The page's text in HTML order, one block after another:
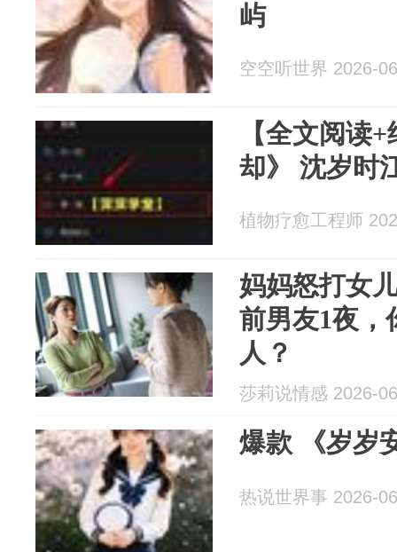
屿
空空听世界 2026-
【全文阅读
却》 沈岁时
植物疗愈工程师
妈妈怒打女
前男友1夜，
人？
莎莉说情感 2026-
爆款 《岁岁
热说世界事 2026-